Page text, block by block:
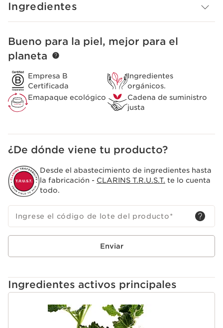
Ingredientes
IR AL CONTENIDO
Bueno para la piel, mejor para el
planeta
Empresa B
Certificada
Ingredientes
orgánicos.
Emapaque ecológico
Cadena de suministro
justa
¿De dónde viene tu producto?
Desde el abastecimiento de ingredientes hasta
la fabricación - CLARINS T.R.U.S.T. te lo cuenta
todo.
Ingrese el código de lote del producto*
Enviar
Ingredientes activos principales
IR AL CONTENIDO